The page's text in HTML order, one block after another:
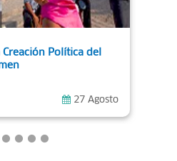
Política del
27 Agosto